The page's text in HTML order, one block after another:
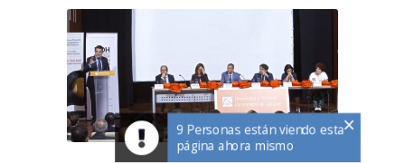
×
9 Personas están viendo esta
página ahora mismo